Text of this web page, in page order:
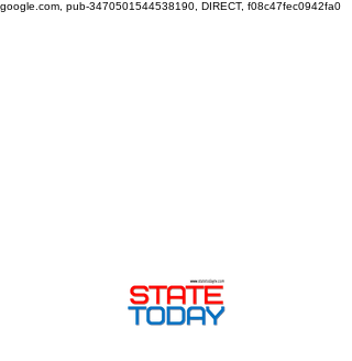
google.com, pub-3470501544538190, DIRECT, f08c47fec0942fa0